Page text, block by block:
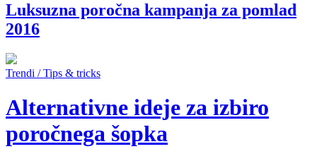
Luksuzna poročna kampanja za pomlad
2016
Trendi / Tips & tricks
Alternativne ideje za izbiro
poročnega šopka